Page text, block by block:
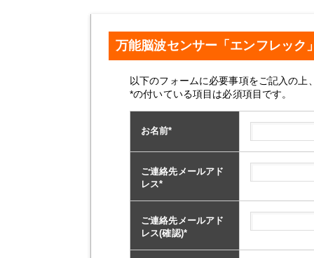
万能脳波センサー「エンフレック
以下のフォームに必要事項をご記入の
*の付いている項目は必須項目です。
お名前*
ご連絡先メールアド
レス*
ご連絡先メールアド
レス(確認)*